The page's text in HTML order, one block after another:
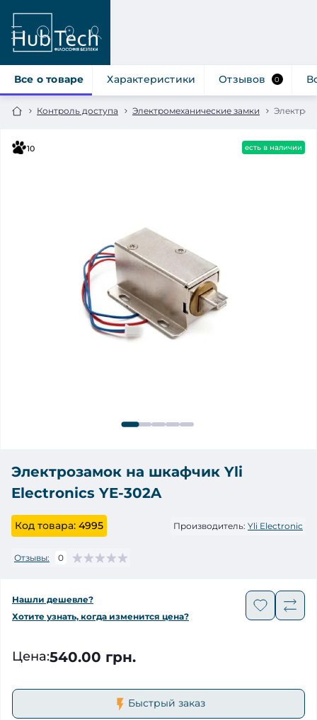
Контроль доступа Электромеханические замки
Все о товаре Характеристики Отзывов 0
10 есть в наличии
Электрозамок на шкафчик Yli
Electronics YE-302A
Код товара: 4995 Производитель: Yli Electronic
Отзывы: 0
Нашли дешевле?
Хотите узнать, когда изменится цена?
Цена:540.00 грн.
Быстрый заказ